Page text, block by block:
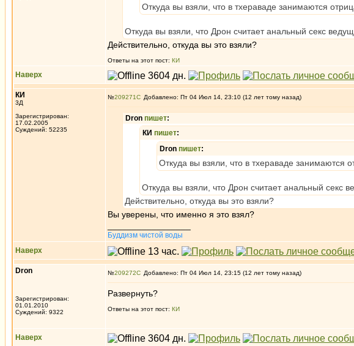
Откуда вы взяли, что в тхераваде занимаются
Откуда вы взяли, что Дрон считает анальный секс
Действительно, откуда вы это взяли?
Ответы на этот пост: КИ
Наверх
КИ
3Д
Зарегистрирован:
17.02.2005
Суждений: 52235
№209271 Добавлено: Пт 04 Июл 14, 23:10 (12 лет тому назад)
Dron пишет:
КИ пишет:
Dron пишет:
Откуда вы взяли, что в тхераваде занимаются
Откуда вы взяли, что Дрон считает анальный секс
Действительно, откуда вы это взяли?
Вы уверены, что именно я это взял?
Буддизм чистой воды
Наверх
Dron
Зарегистрирован:
01.01.2010
Суждений: 9322
№209272 Добавлено: Пт 04 Июл 14, 23:15 (12 лет тому назад)
Развернуть?
Ответы на этот пост: КИ
Наверх